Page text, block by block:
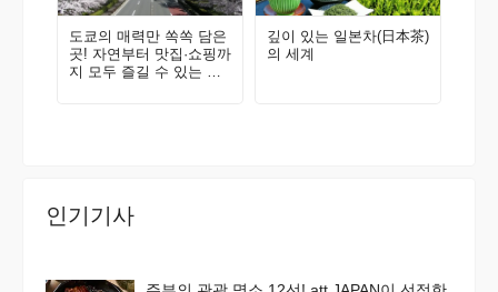
도쿄의 매력만 쏙쏙 담은
곳! 자연부터 맛집·쇼핑까
지 모두 즐길 수 있는 구
깊이 있는 일본차(日本茶)
의 세계
인기기사